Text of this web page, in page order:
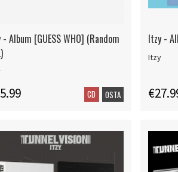
Album [GUESS WHO] (Random
CD OSTA
Itzy -
Itzy